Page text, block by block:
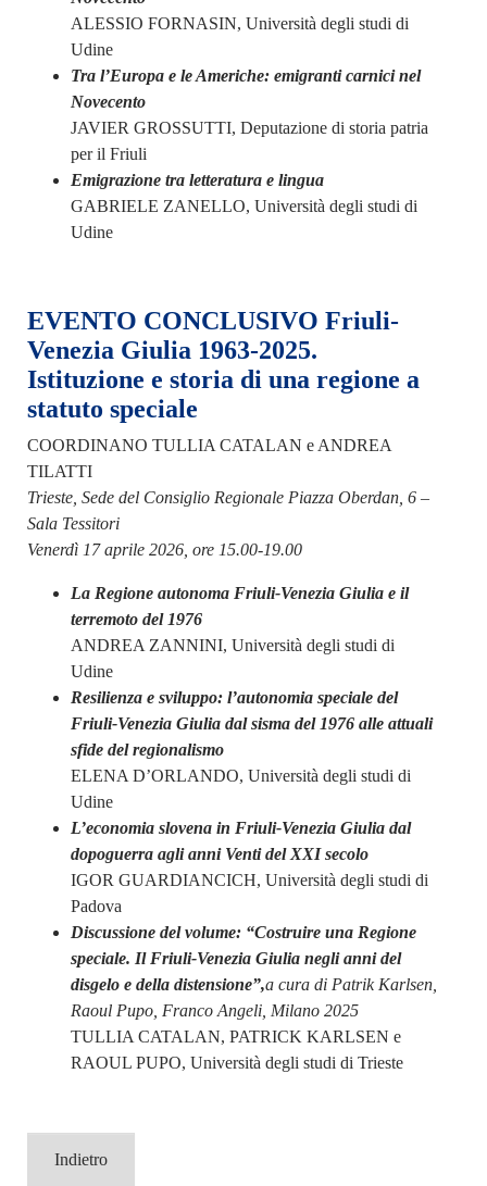
ALESSIO FORNASIN, Università degli studi di
Udine
Tra l’Europa e le Americhe: emigranti carnici nel
Novecento
JAVIER GROSSUTTI, Deputazione di storia patria
per il Friuli
Emigrazione tra letteratura e lingua
GABRIELE ZANELLO, Università degli studi di
Udine
EVENTO CONCLUSIVO Friuli-
Venezia Giulia 1963-2025.
Istituzione e storia di una regione a
statuto speciale
COORDINANO TULLIA CATALAN e ANDREA
TILATTI
Trieste, Sede del Consiglio Regionale Piazza Oberdan, 6 –
Sala Tessitori
Venerdì 17 aprile 2026, ore 15.00-19.00
La Regione autonoma Friuli-Venezia Giulia e il
terremoto del 1976
ANDREA ZANNINI, Università degli studi di
Udine
Resilienza e sviluppo: l’autonomia speciale del
Friuli-Venezia Giulia dal sisma del 1976 alle attuali
sfide del regionalismo
ELENA D’ORLANDO, Università degli studi di
Udine
L’economia slovena in Friuli-Venezia Giulia dal
dopoguerra agli anni Venti del XXI secolo
IGOR GUARDIANCICH, Università degli studi di
Padova
Discussione del volume: “Costruire una Regione
speciale. Il Friuli-Venezia Giulia negli anni del
disgelo e della distensione”,a cura di Patrik Karlsen,
Raoul Pupo, Franco Angeli, Milano 2025
TULLIA CATALAN, PATRICK KARLSEN e
RAOUL PUPO, Università degli studi di Trieste
Indietro